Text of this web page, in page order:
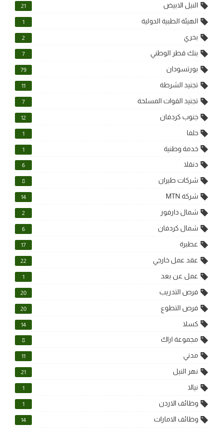
النيل الابيض 21
الهيئة الطبية الدولية 1
بحري 2
بنك قطر الوطني 7
بورتسودان 79
تجنيد الشرطة 11
تجنيد القوات المسلحة 7
جنوب كردفان 12
حلفا 1
خدمة وطنية 1
دنقلا 6
شركات طيران 8
شركة MTN 14
شمال دارفور 2
شمال كردفان 6
عطبرة 17
عقد عمل خارجي 22
عمل عن بعد 1
فرص التدريب 20
فرص التطوع 20
كسلا 14
مجموعة اراك 8
مدني 11
نهر النيل 21
نيالا 1
وظائف الاردن 1
وظائف الامارات 14